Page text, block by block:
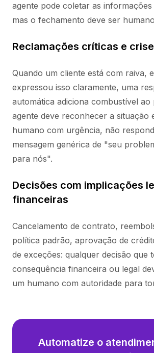
agente pode coletar as informações
mas o fechamento deve ser
Reclamações críticas e
Quando um cliente está com raiva,
expressou isso claramente, uma
automática adiciona combustível ao
agente deve reconhecer a situação
humano com urgência, não
mensagem genérica de "seu
para nós".
Decisões com implicações
financeiras
Cancelamento de contrato,
política padrão, aprovação de
de exceções: qualquer decisão que
consequência financeira ou legal
um humano com autoridade para
Automatize o